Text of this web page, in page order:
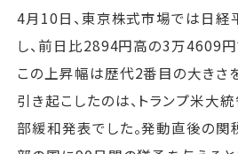
4月10日、東京株式市場では日
し、前日比2894円高の3万4609円
この上昇幅は歴代2番目の大きさ
引き起こしたのは、トランプ米大
部緩和発表でした。発動直後の関